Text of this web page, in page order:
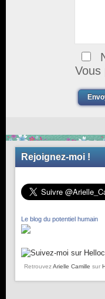
Vous
Rejoignez-moi !
Le blog du potentiel humain
RetrouvezArielle Camille sur